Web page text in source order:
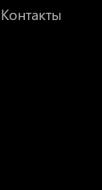
Контакты